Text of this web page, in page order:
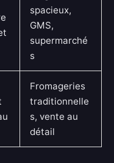
spacieux,
GMS,
supermarché
s
Fromageries
traditionnelle
s, vente au
détail